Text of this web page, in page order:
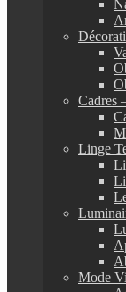
Cadres
Linge
Mode